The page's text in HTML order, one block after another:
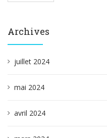
Archives
juillet 2024
mai 2024
avril 2024